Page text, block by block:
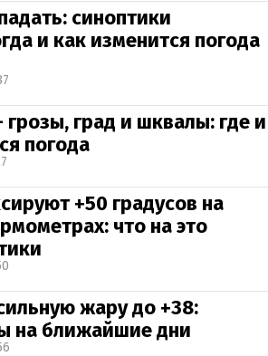
синоптики
и как изменится погода
град и шквалы: где и
погода
+50 градусов на
что на это
жару до +38:
на ближайшие дни